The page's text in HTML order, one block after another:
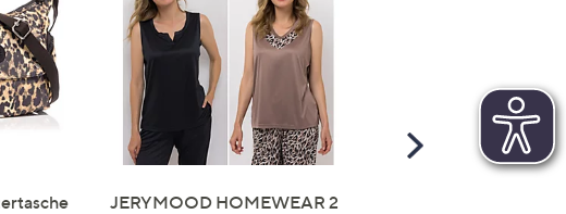
JERYMOOD HOMEWEAR 2
Scroll